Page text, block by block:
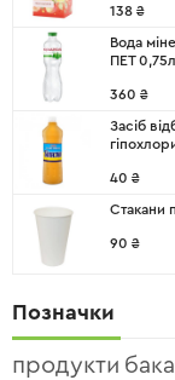
138 ₴
Вода
ПЕТ
360 ₴
Засіб
40 ₴
Стакани
90 ₴
Позначки
продукти